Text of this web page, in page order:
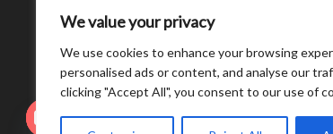
We value your privacy
We use cookies to enhance your browsing
personalised ads or content, and analyse our
clicking "Accept All", you consent to our use of